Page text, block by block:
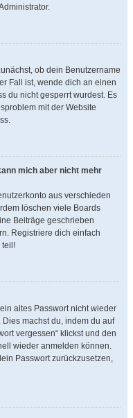
ob dein Benutzername
Fall ist, wende dich an einen
du nicht gesperrt wurdest. Es
mit der Website
mich aber nicht mehr
aus verschieden
löschen viele Boards
Beiträge geschrieben
Registriere dich einfach
teil!
altes Passwort nicht wieder
machst du, indem du auf
vergessen“ klickst und den
wieder anmelden können.
Passwort zurückzusetzen,